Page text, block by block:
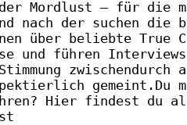
Mordlust – für die
nach der suchen die
über beliebte True
und führen
zwischendurch
gemeint.Du
Hier findest du